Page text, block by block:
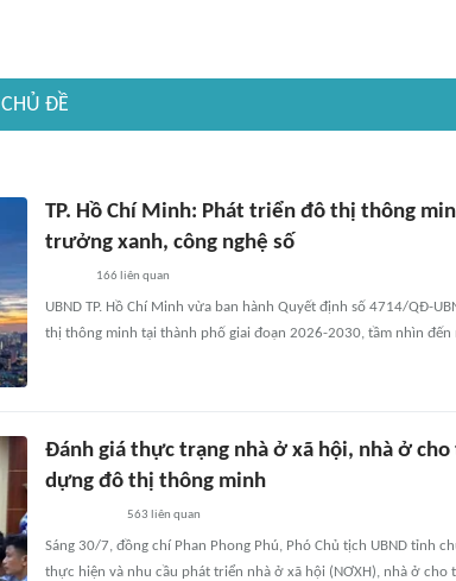
CHỦ ĐỀ
TP. Hồ Chí Minh: Phát triển đô thị thông
trưởng xanh, công nghệ số
166 liên quan
UBND TP. Hồ Chí Minh vừa ban hành Quyết định số 4714/QĐ-
thị thông minh tại thành phố giai đoạn 2026-2030, tầm nhìn đến
Đánh giá thực trạng nhà ở xã hội, nhà ở
dựng đô thị thông minh
563 liên quan
Sáng 30/7, đồng chí Phan Phong Phú, Phó Chủ tịch UBND tỉnh
thực hiện và nhu cầu phát triển nhà ở xã hội (NƠXH), nhà ở cho